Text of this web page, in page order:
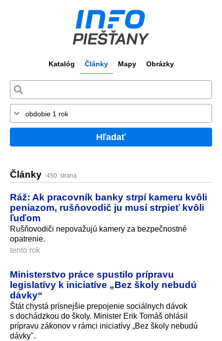
Katalóg Články Mapy Obrázky
Hľadať
Články 450. strana
Ráž: Ak pracovník banky strpí kameru kvôli
peniazom, rušňovodič ju musí strpieť kvôli
ľuďom
Rušňovodiči nepovažujú kamery za bezpečnostné
opatrenie.
tento rok
Ministerstvo práce spustilo prípravu
legislatívy k iniciatíve „Bez školy nebudú
dávky“
Štát chystá prísnejšie prepojenie sociálnych dávok
s dochádzkou do školy. Minister Erik Tomáš ohlásil
prípravu zákonov v rámci iniciatívy „Bez školy nebudú
dávky".